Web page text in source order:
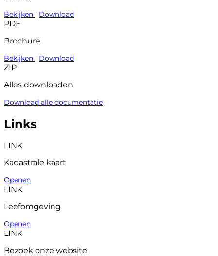
Bekijken | Download
PDF
Brochure
Bekijken | Download
ZIP
Alles downloaden
Download alle documentatie
Links
LINK
Kadastrale kaart
Openen
LINK
Leefomgeving
Openen
LINK
Bezoek onze website